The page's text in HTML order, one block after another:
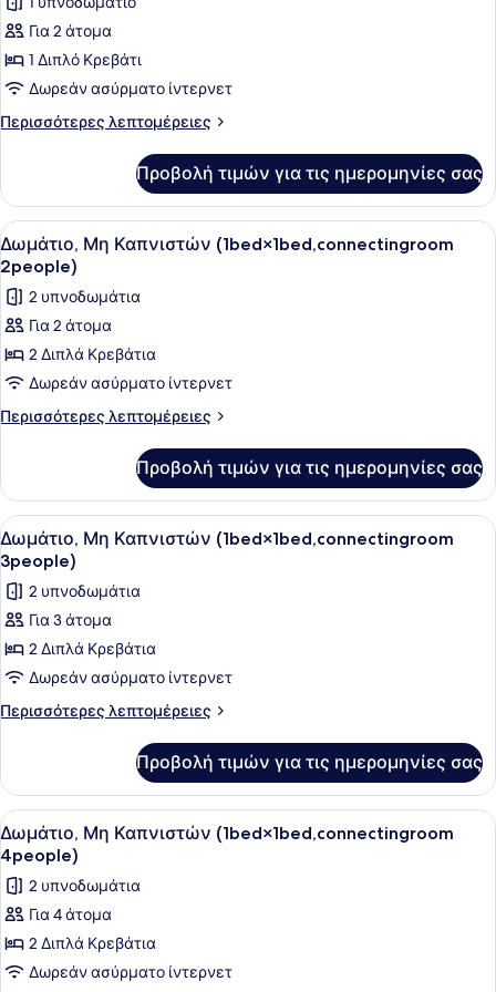
1bed)
των
φωτογραφιών
για
Standard
Δωμάτιο,
Μη
(with
1bed)
Για 2 άτομα
1 Διπλό Κρεβάτι
Δωρεάν ασύρματο ίντερνετ
Περισσότερες λεπτομέρειες
Περισσότερες
Δωμάτιο,
Μη
Καπνιστών
(with
1bed)
Προβολή τιμών για τις ημερομηνίες σας
Προβολή
όλων
των
φωτογραφιών
για
Δωμάτιο,
Μη
Καπνιστών
Ένα δωμάτιο ξενοδοχείου με δύο
9
Δωμάτιο, Μη Καπνιστών (1bed×1bed,connectingroom
2people)
2 υπνοδωμάτια
Για 2 άτομα
2 Διπλά Κρεβάτια
Δωρεάν ασύρματο ίντερνετ
Περισσότερες λεπτομέρειες
Περισσότερες
Μη
Καπνιστών
(1bed×1bed,connectingroom
2people)
Προβολή τιμών για τις ημερομηνίες σας
Προβολή
όλων
των
φωτογραφιών
για
Δωμάτιο,
Μη
Καπνιστών
Ένα δωμάτιο ξενοδοχείου με δύο
8
Δωμάτιο, Μη Καπνιστών (1bed×1bed,connectingroom
3people)
2 υπνοδωμάτια
Για 3 άτομα
2 Διπλά Κρεβάτια
Δωρεάν ασύρματο ίντερνετ
Περισσότερες λεπτομέρειες
Περισσότερες
Μη
Καπνιστών
(1bed×1bed,connectingroom
3people)
Προβολή τιμών για τις ημερομηνίες σας
Προβολή
όλων
των
φωτογραφιών
για
Δωμάτιο,
Μη
Ένα δωμάτιο ξενοδοχείου με δύο
8
Δωμάτιο, Μη Καπνιστών (1bed×1bed,connectingroom
4people)
2 υπνοδωμάτια
Για 4 άτομα
2 Διπλά Κρεβάτια
Δωρεάν ασύρματο ίντερνετ